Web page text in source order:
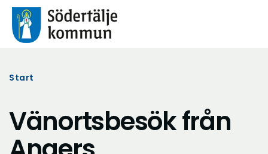
Start
Vänortsbesök från